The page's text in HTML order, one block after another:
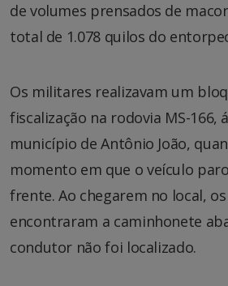
de volumes prensados de
total de 1.078 quilos do
Os militares realizavam um
fiscalização na rodovia MS-166,
município de Antônio João,
momento em que o veículo
frente. Ao chegarem no local,
encontraram a caminhonete
condutor não foi localizado.